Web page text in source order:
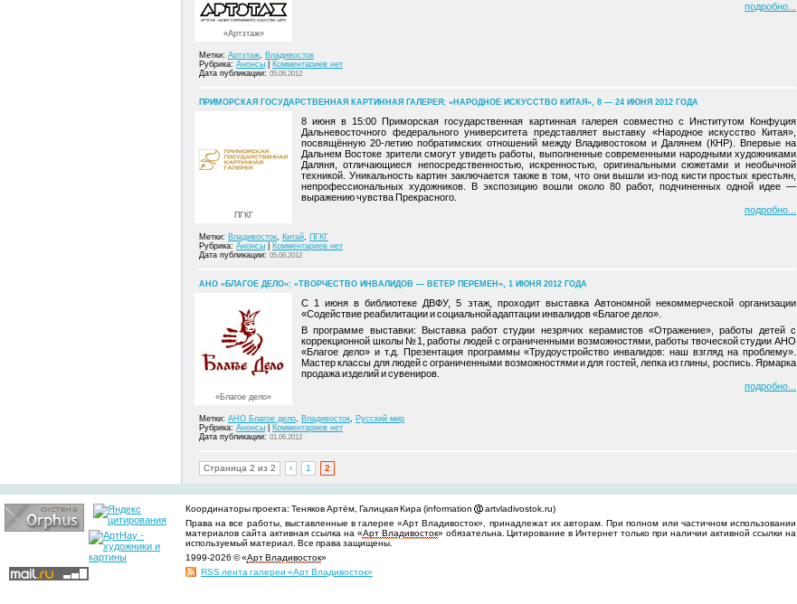
«Артэтаж»
подробно
Метки: Артэтаж, Владивосток
Рубрика: Анонсы
Комментариев нет
Дата публикации: 05.06.2012
ПРИМОРСКАЯ ГОСУДАРСТВЕННАЯ КАРТИННАЯ ГАЛЕРЕЯ: «НАРОДНОЕ ИСКУССТВО КИТАЯ», 8 — 24 ИЮНЯ 2012 ГОДА
ПГКГ
8 июня в 15:00 Приморская государственная картинная галерея совместно с Институтом Конфуция
Дальневосточного федерального университета представляет выставку «Народное искусство Китая»,
посвящённую 20-летию побратимских отношений между Владивостоком и Далянем (КНР). Впервые на
Дальнем Востоке зрители смогут увидеть работы, выполненные современными народными художниками
Даляня, отличающиеся непосредственностью, искренностью, оригинальными сюжетами и необычной
техникой. Уникальность картин заключается также в том, что они вышли из-под кисти простых крестьян,
непрофессиональных художников. В экспозицию вошли около 80 работ, подчиненных одной идее —
выражению чувства Прекрасного.
подробно
Метки: Владивосток, Китай, ПГКГ
Рубрика: Анонсы
Комментариев нет
Дата публикации: 05.06.2012
АНО «БЛАГОЕ ДЕЛО»: «ТВОРЧЕСТВО ИНВАЛИДОВ — ВЕТЕР ПЕРЕМЕН», 1 ИЮНЯ 2012 ГОДА
«Благое дело»
С 1 июня в библиотеке ДВФУ, 5 этаж, проходит выставка Автономной некоммерческой организации
«Содействие реабилитации и социальной адаптации инвалидов «Благое дело».
В программе выставки: Выставка работ студии незрячих керамистов «Отражение», работы детей с
коррекционной школы №1, работы людей с ограниченными возможностями, работы твоческой студии АНО
«Благое дело» и т.д. Презентация программы «Трудоустройство инвалидов: наш взгляд на проблему».
Мастер классы для людей с ограниченными возможностями и для гостей, лепка из глины, роспись. Ярмарка
продажа изделий и сувениров.
подробно
Метки: АНО Благое дело, Владивосток, Русский мир
Рубрика: Анонсы
Комментариев нет
Дата публикации: 01.06.2012
Страница 2 из 2 ‹ 1 2
Координаторы проекта: Теняков Артём, Галицкая Кира (information
artvladivostok.ru)
Права на все работы, выставленные в галерее «Арт Владивосток», принадлежат их авторам. При полном или частичном использовании
материалов сайта активная ссылка на «Арт Владивосток» обязательна. Цитирование в Интернет только при наличии активной ссылки на
используемый материал. Все права защищены.
1999-2026 © «Арт Владивосток»
RSS лента галереи «Арт Владивосток»